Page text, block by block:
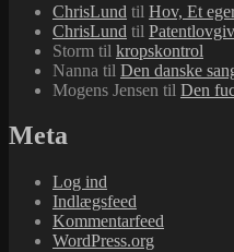
ChrisLund til Hov, Et
ChrisLund til
Storm til kropskontrol
Nanna til Den danske
Mogens Jensen til Den
Meta
Log ind
Indlægsfeed
Kommentarfeed
WordPress.org